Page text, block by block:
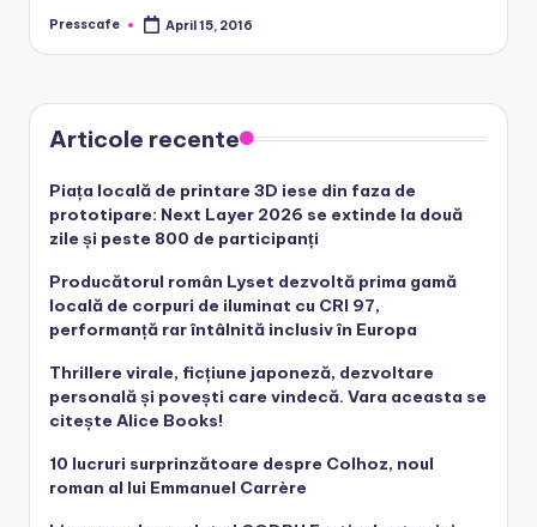
Posted
Presscafe April 15, 2016
Articole recente
Piața locală de printare 3D iese din faza de
prototipare: Next Layer 2026 se extinde la două
zile și peste 800 de participanți
Producătorul român Lyset dezvoltă prima gamă
locală de corpuri de iluminat cu CRI 97,
performanță rar întâlnită inclusiv în Europa
Thrillere virale, ficțiune japoneză, dezvoltare
personală și povești care vindecă. Vara aceasta se
citește Alice Books!
10 lucruri surprinzătoare despre Colhoz, noul
roman al lui Emmanuel Carrère